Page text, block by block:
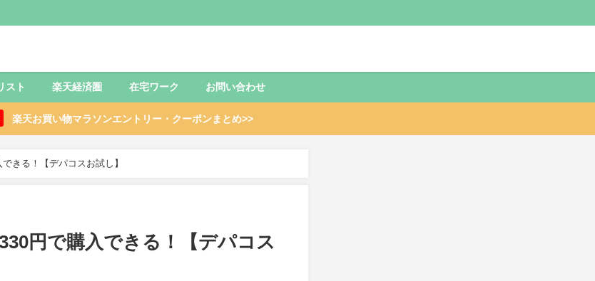
スト 楽天経済圏 在宅ワーク お問い合わせ
楽天お買い物マラソンエントリー・クーポンまとめ>>
きる！【デパコスお試し】
円で購入できる！【デパコス